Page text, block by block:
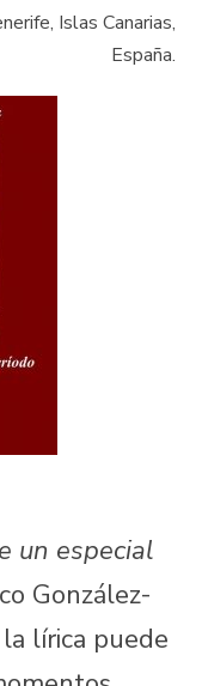
Islas Canarias,
España.
un especial
González-
lírica puede